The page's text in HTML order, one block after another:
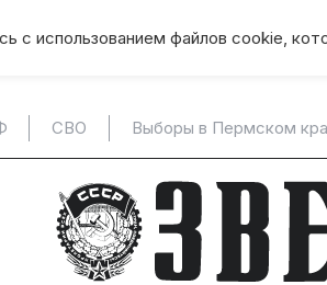
с использованием файлов cookie,
СВО Выборы в Пермском